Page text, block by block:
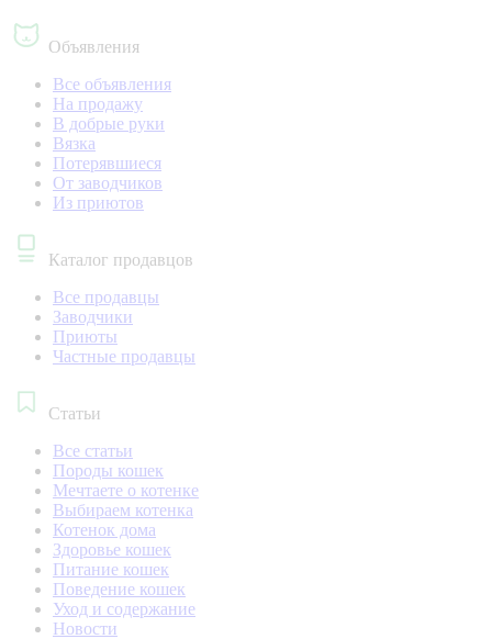
Объявления
Все объявления
На продажу
В добрые руки
Вязка
Потерявшиеся
От заводчиков
Из приютов
Каталог продавцов
Все продавцы
Заводчики
Приюты
Частные продавцы
Статьи
Все статьи
Породы кошек
Мечтаете о котенке
Выбираем котенка
Котенок дома
Здоровье кошек
Питание кошек
Поведение кошек
Уход и содержание
Новости